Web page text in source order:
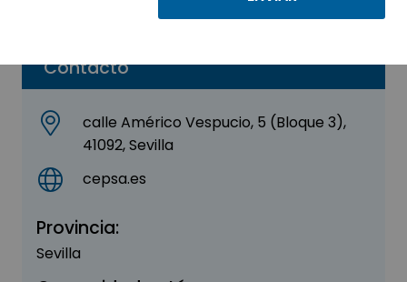
Contacto
calle Américo Vespucio, 5 (Bloque 3),
41092, Sevilla
cepsa.es
Provincia:
Sevilla
Sevilla TechPark